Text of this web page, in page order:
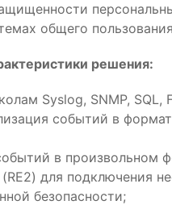
общего
решения:
Syslog, SNMP, SQL,
событий в
в произвольном
для подключения
безопасности;